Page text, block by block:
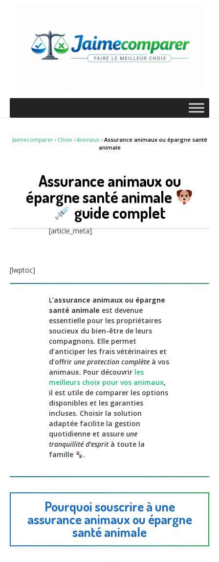
Jaimecomparer› Choix› Animaux› Assurance animaux ou épargne santé
animale
Assurance animaux ou
épargne santé animale
guide complet
[article_meta]
[lwptoc]
L’assurance animaux ou épargne
santé animale est devenue
essentielle pour les propriétaires
soucieux du bien-être de leurs
compagnons. Elle permet
d’anticiper les frais vétérinaires et
d’offrir une protection complète à vos
animaux. Pour découvrir les
meilleurs choix pour vos animaux,
il est utile de comparer les options
disponibles et les garanties
incluses. Choisir la solution
adaptée facilite la gestion
quotidienne et assure une
tranquillité d’esprità toute la
famille
.
Pourquoi souscrire à une
assurance animaux ou épargne
santé animale